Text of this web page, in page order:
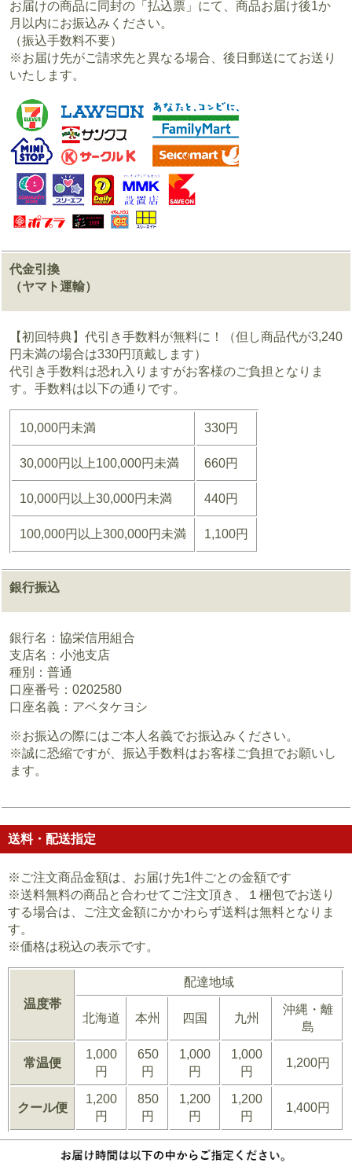
お届けの商品に同封の「払込票」にて、商品お届け後1か
月以内にお振込みください。
（振込手数料不要）
※お届け先がご請求先と異なる場合、後日郵送にてお送り
いたします。
代金引換
（ヤマト運輸）
【初回特典】代引き手数料が無料に！（但し商品代が3,240
円未満の場合は330円頂戴します）
代引き手数料は恐れ入りますがお客様のご負担となりま
す。手数料は以下の通りです。
10,000円未満 330円
30,000円以上100,000円未満 660円
10,000円以上30,000円未満 440円
100,000円以上300,000円未満 1,100円
銀行振込
銀行名：協栄信用組合
支店名：小池支店
種別：普通
口座番号：0202580
口座名義：アベタケヨシ
※お振込の際にはご本人名義でお振込みください。
※誠に恐縮ですが、振込手数料はお客様ご負担でお願いし
ます。
送料・配送指定
※ご注文商品金額は、お届け先1件ごとの金額です
※送料無料の商品と合わせてご注文頂き、１梱包でお送り
する場合は、ご注文金額にかかわらず送料は無料となりま
す。
※価格は税込の表示です。
温度帯
配達地域
北海道 本州 四国 九州
沖縄・離
島
常温便
1,000
円
650
円
1,000
円
1,000
円
1,200円
クール便
1,200
円
850
円
1,200
円
1,200
円
1,400円